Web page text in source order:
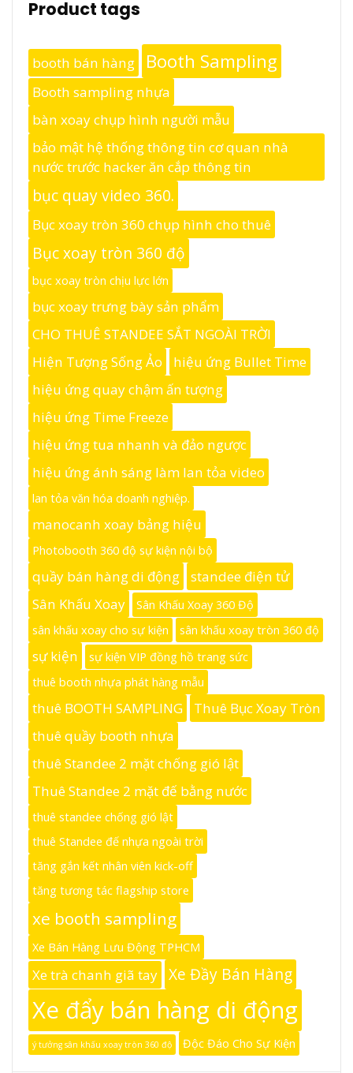
Product tags
booth bán hàng Booth Sampling
Booth sampling nhựa
bàn xoay chụp hình người mẫu
bảo mật hệ thống thông tin cơ quan nhà
nước trước hacker ăn cắp thông tin
bục quay video 360.
Bục xoay tròn 360 chụp hình cho thuê
Bục xoay tròn 360 độ
bục xoay tròn chịu lực lớn
bục xoay trưng bày sản phẩm
CHO THUÊ STANDEE SẮT NGOÀI TRỜI
Hiện Tượng Sống Ảo
hiệu ứng Bullet Time
hiệu ứng quay chậm ấn tượng
hiệu ứng Time Freeze
hiệu ứng tua nhanh và đảo ngược
hiệu ứng ánh sáng làm lan tỏa video
lan tỏa văn hóa doanh nghiệp.
manocanh xoay bảng hiệu
Photobooth 360 độ sự kiện nội bộ
quầy bán hàng di động
standee điện tử
Sân Khấu Xoay
Sân Khấu Xoay 360 Độ
sân khấu xoay cho sự kiện
sân khấu xoay tròn 360 độ
sự kiện
sự kiện VIP đồng hồ trang sức
thuê booth nhựa phát hàng mẫu
thuê BOOTH SAMPLING
Thuê Bục Xoay Tròn
thuê quầy booth nhựa
thuê Standee 2 mặt chống gió lật
Thuê Standee 2 mặt đế bằng nước
thuê standee chống gió lật
thuê Standee đế nhựa ngoài trời
tăng gắn kết nhân viên kick-off
tăng tương tác flagship store
xe booth sampling
Xe Bán Hàng Lưu Động TPHCM
Xe trà chanh giã tay Xe Đầy Bán Hàng
Xe đẩy bán hàng di động
ý tưởng sân khấu xoay tròn 360 độ Độc Đáo Cho Sự Kiện